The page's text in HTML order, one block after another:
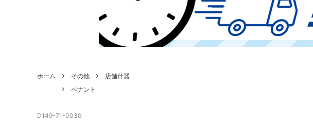
ホーム その他
店舗什器
ペナント
D149-71-0030